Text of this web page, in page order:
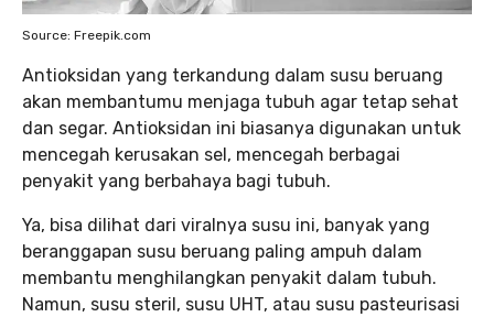
Source: Freepik.com
Antioksidan yang terkandung dalam susu beruang
akan membantumu menjaga tubuh agar tetap sehat
dan segar. Antioksidan ini biasanya digunakan untuk
mencegah kerusakan sel, mencegah berbagai
penyakit yang berbahaya bagi tubuh.
Ya, bisa dilihat dari viralnya susu ini, banyak yang
beranggapan susu beruang paling ampuh dalam
membantu menghilangkan penyakit dalam tubuh.
Namun, susu steril, susu UHT, atau susu pasteurisasi